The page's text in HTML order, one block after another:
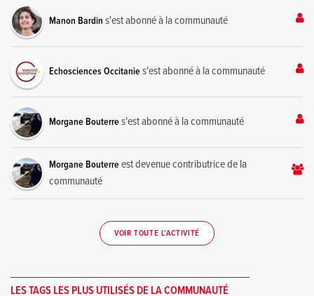
Manon Bardin s'est abonné à la communauté
Echosciences Occitanies'est abonné à la communauté
Morgane Bouterres'est abonné à la communauté
Morgane Bouterreest devenue contributrice de la
communauté
VOIR TOUTE L'ACTIVITÉ
LES TAGS LES PLUS UTILISÉS DE LA COMMUNAUTÉ